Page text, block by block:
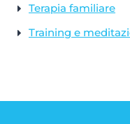
Terapia familiare
Training e